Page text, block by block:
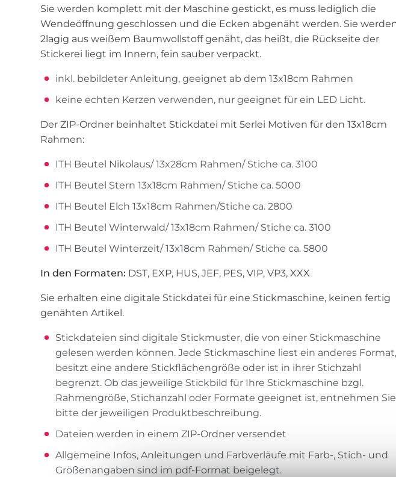
Sie werden komplett mit der Maschine gestickt, es muss lediglich die
Wendeöffnung geschlossen und die Ecken abgenäht werden. Sie
2lagig aus weißem Baumwollstoff genäht, das heißt, die Rückseite der
Stickerei liegt im Innern, fein sauber verpackt.
inkl. bebildeter Anleitung, geeignet ab dem 13x18cm Rahmen
keine echten Kerzen verwenden, nur geeignet für ein LED Licht.
Der ZIP-Ordner beinhaltet Stickdatei mit 5erlei Motiven für den 13x18cm
Rahmen:
ITH Beutel Nikolaus/ 13x28cm Rahmen/ Stiche ca. 3100
ITH Beutel Stern 13x18cm Rahmen/ Stiche ca. 5000
ITH Beutel Elch 13x18cm Rahmen/Stiche ca. 2800
ITH Beutel Winterwald/ 13x18cm Rahmen/ Stiche ca. 3100
ITH Beutel Winterzeit/ 13x18cm Rahmen/ Stiche ca. 5800
In den Formaten: DST, EXP, HUS, JEF, PES, VIP, VP3, XXX
Sie erhalten eine digitale Stickdatei für eine Stickmaschine, keinen fertig
genähten Artikel.
Stickdateien sind digitale Stickmuster, die von einer Stickmaschine
gelesen werden können. Jede Stickmaschine liest ein anderes Format,
besitzt eine andere Stickflächengröße oder ist in ihrer Stichzahl
begrenzt. Ob das jeweilige Stickbild für Ihre Stickmaschine bzgl.
Rahmengröße, Stichanzahl oder Formate geeignet ist, entnehmen Sie
bitte der jeweiligen Produktbeschreibung.
Dateien werden in einem ZIP-Ordner versendet
Allgemeine Infos, Anleitungen und Farbverläufe mit Farb-, Stich- und
Größenangaben sind im pdf-Format beigelegt.